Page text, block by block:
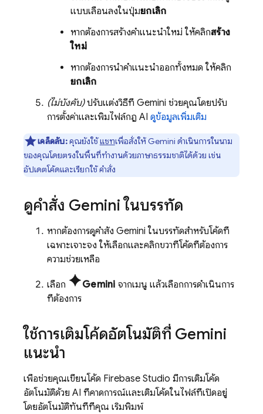
แบบเลื่อนลงในปุ่มยกเลิก
หากต้องการสร้างคำแนะนำใหม่ ให้คลิกสร้าง
ใหม่
หากต้องการนำคำแนะนำออกทั้งหมด ให้คลิก
ยกเลิก
(ไม่บังคับ)ปรับแต่งวิธีที่ Gemini ช่วยคุณโดยปรับ
การตั้งค่าและเพิ่มไฟล์กฎ AI ดูข้อมูลเพิ่มเติม
เคล็ดลับ:คุณยังใช้แชทเพื่อสั่งให้ Gemini ดำเนินการในนาม
ของคุณโดยตรงในพื้นที่ทำงานด้วยภาษาธรรมชาติได้ด้วย เช่น
อัปเดตโค้ดและเรียกใช้ คำสั่ง
ดูคำสั่ง Geminiในบรรทัด
หากต้องการดูคำสั่ง Gemini ในบรรทัดสำหรับโค้ดที่
เฉพาะเจาะจง ให้เลือกและคลิกขวาที่โค้ดที่ต้องการ
ความช่วยเหลือ
เลือก sparkGemini จากเมนู แล้วเลือกการดำเนินการ
ที่ต้องการ
ใช้การเติมโค้ดอัตโนมัติที่ Gemini
แนะนำ
เพื่อช่วยคุณเขียนโค้ด Firebase Studio มีการเติมโค้ด
อัตโนมัติด้วย AI ที่คาดการณ์และเติมโค้ดในไฟล์ที่เปิดอยู่
โดยอัตโนมัติทันทีที่คุณ เริ่มพิมพ์